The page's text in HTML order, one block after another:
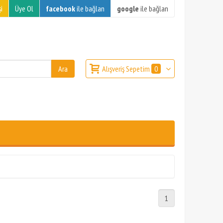
Üye Ol facebookile bağlan google ile bağlan
Alışveriş Sepetim 0
1